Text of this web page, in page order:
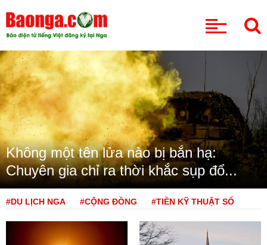
Không một tên lửa nào bị bắn hạ:
Chuyên gia chỉ ra thời khắc sụp đổ...
#DU LỊCH NGA #CỘNG ĐỒNG #TIỀN KỸ THUẬT SỐ